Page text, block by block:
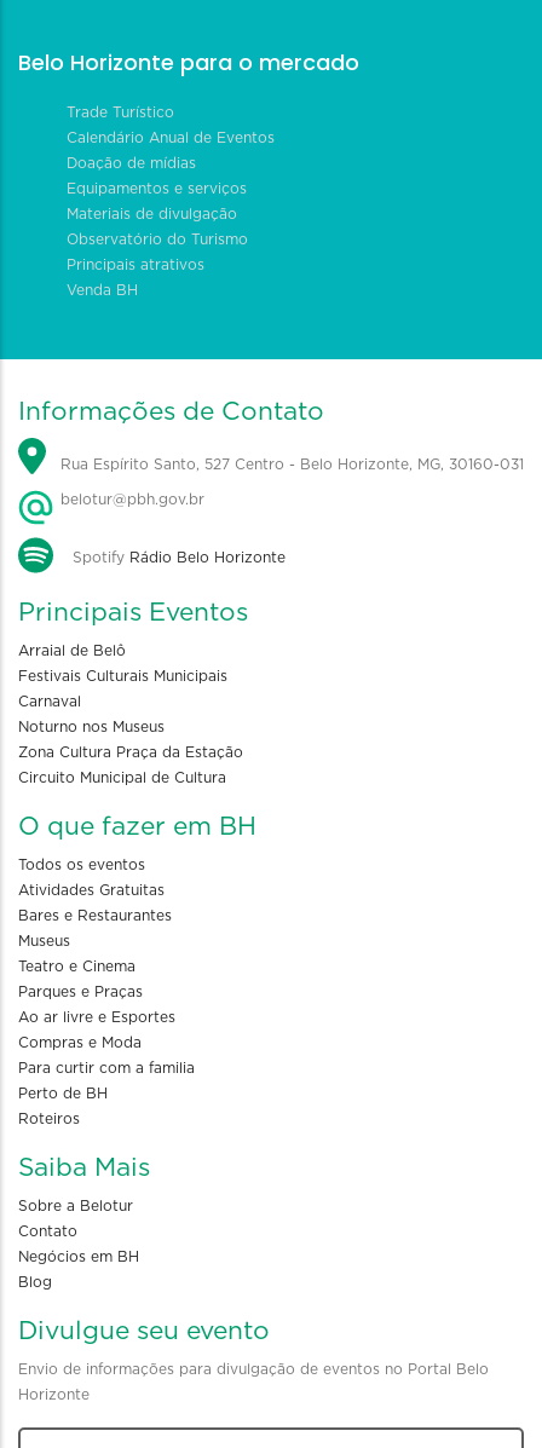
Belo Horizonte para o mercado
Trade Turístico
Calendário Anual de Eventos
Doação de mídias
Equipamentos e serviços
Materiais de divulgação
Observatório do Turismo
Principais atrativos
Venda BH
Informações de Contato
Rua Espírito Santo, 527 Centro - Belo Horizonte, MG, 30160-031
belotur@pbh.gov.br
Spotify Rádio Belo Horizonte
Principais Eventos
Arraial de Belô
Festivais Culturais Municipais
Carnaval
Noturno nos Museus
Zona Cultura Praça da Estação
Circuito Municipal de Cultura
O que fazer em BH
Todos os eventos
Atividades Gratuitas
Bares e Restaurantes
Museus
Teatro e Cinema
Parques e Praças
Ao ar livre e Esportes
Compras e Moda
Para curtir com a familia
Perto de BH
Roteiros
Saiba Mais
Sobre a Belotur
Contato
Negócios em BH
Blog
Divulgue seu evento
Envio de informações para divulgação de eventos no Portal Belo
Horizonte